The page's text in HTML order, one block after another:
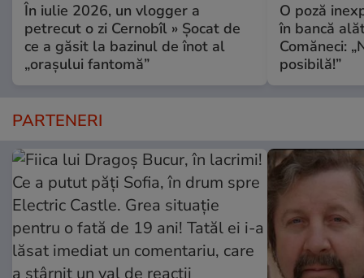
În iulie 2026, un vlogger a
petrecut o zi Cernobîl » Șocat de
ce a găsit la bazinul de înot al
„orașului fantomă”
O poză
în bancă
Comăneci:
posibilă!”
PARTENERI